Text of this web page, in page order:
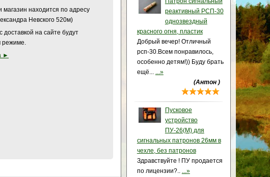
реактивный РСП-30
однозвездный
красного огня, пластик
Добрый вечер! Отличный
рсп-30.Всем понравилось,
особенно детям!)) Буду брать
ещё... ...»
(Антон )
Пусковое
устройство
ПУ-26(М) для
сигнальных патронов 26мм в
чехле, без патронов
Здравствуйте ! ПУ продается
по лицензии?.. ...»
магазин находится по адресу
Невского 520м)
на сайте будут
режиме.
►